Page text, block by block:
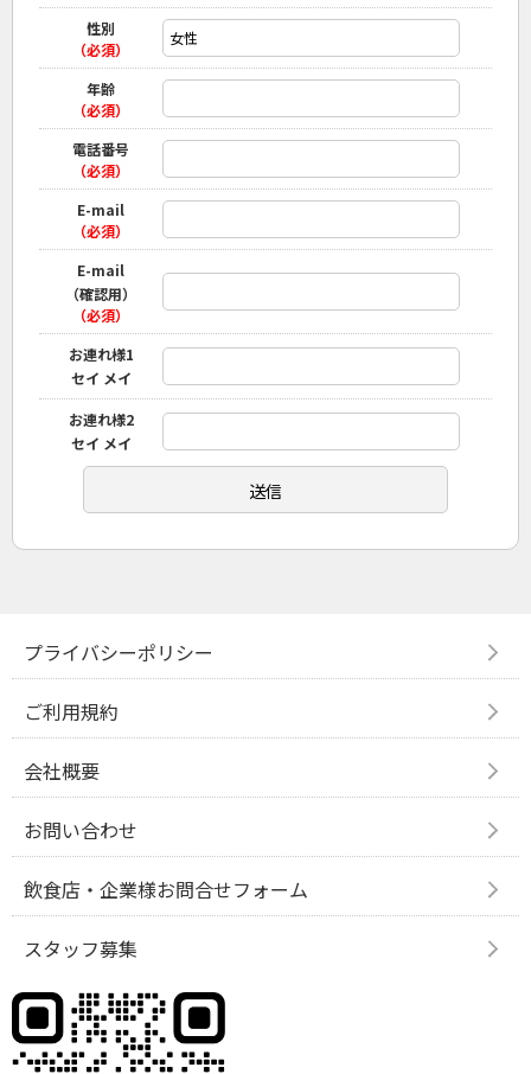
性別
（必須）
年齢
（必須）
電話番号
（必須）
E-mail
（必須）
E-mail
（確認用）
（必須）
お連れ様1
セイ メイ
お連れ様2
セイ メイ
プライバシーポリシー
ご利用規約
会社概要
お問い合わせ
飲食店・企業様お問合せフォーム
スタッフ募集